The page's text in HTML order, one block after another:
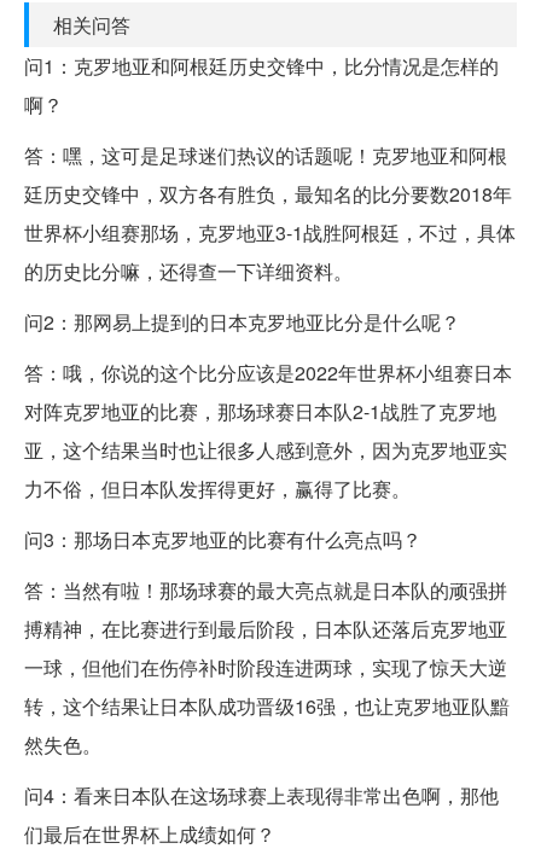
相关问答
问1：克罗地亚和阿根廷历史交锋中，比分情况是怎样的
啊？
答：嘿，这可是足球迷们热议的话题呢！克罗地亚和阿根
廷历史交锋中，双方各有胜负，最知名的比分要数2018年
世界杯小组赛那场，克罗地亚3-1战胜阿根廷，不过，具体
的历史比分嘛，还得查一下详细资料。
问2：那网易上提到的日本克罗地亚比分是什么呢？
答：哦，你说的这个比分应该是2022年世界杯小组赛日本
对阵克罗地亚的比赛，那场球赛日本队2-1战胜了克罗地
亚，这个结果当时也让很多人感到意外，因为克罗地亚实
力不俗，但日本队发挥得更好，赢得了比赛。
问3：那场日本克罗地亚的比赛有什么亮点吗？
答：当然有啦！那场球赛的最大亮点就是日本队的顽强拼
搏精神，在比赛进行到最后阶段，日本队还落后克罗地亚
一球，但他们在伤停补时阶段连进两球，实现了惊天大逆
转，这个结果让日本队成功晋级16强，也让克罗地亚队黯
然失色。
问4：看来日本队在这场球赛上表现得非常出色啊，那他
们最后在世界杯上成绩如何？